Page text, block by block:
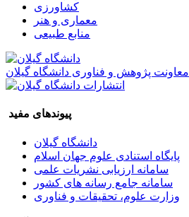
کشاورزی
معماری و هنر
منابع طبیعی
معاونت پژوهش و فناوری دانشگاه گیلان
پیوندهای مفید
دانشگاه گیلان
پایگاه استنادی علوم جهان اسلام
سامانه ارزیابی نشریات علمی
سامانه جامع رسانه های کشور
وزارت علوم، تحقیقات و فناوری